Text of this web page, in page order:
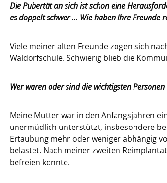
Die Pubertät an sich ist schon eine
es doppelt schwer … Wie haben Ihre Freunde
Viele meiner alten Freunde zogen sich
Waldorfschule. Schwierig blieb die
Wer waren oder sind die wichtigsten
Meine Mutter war in den Anfangsjahren
unermüdlich unterstützt, insbesondere
Ertaubung mehr oder weniger abhängig
belastet. Nach meiner zweiten
befreien konnte.